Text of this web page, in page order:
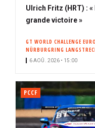
Ulrich Fritz (HRT) :
grande victoire »
GT WORLD CHALLENGE
NÜRBURGRING
6 AOÛ. 2026 • 15:00
PCCF